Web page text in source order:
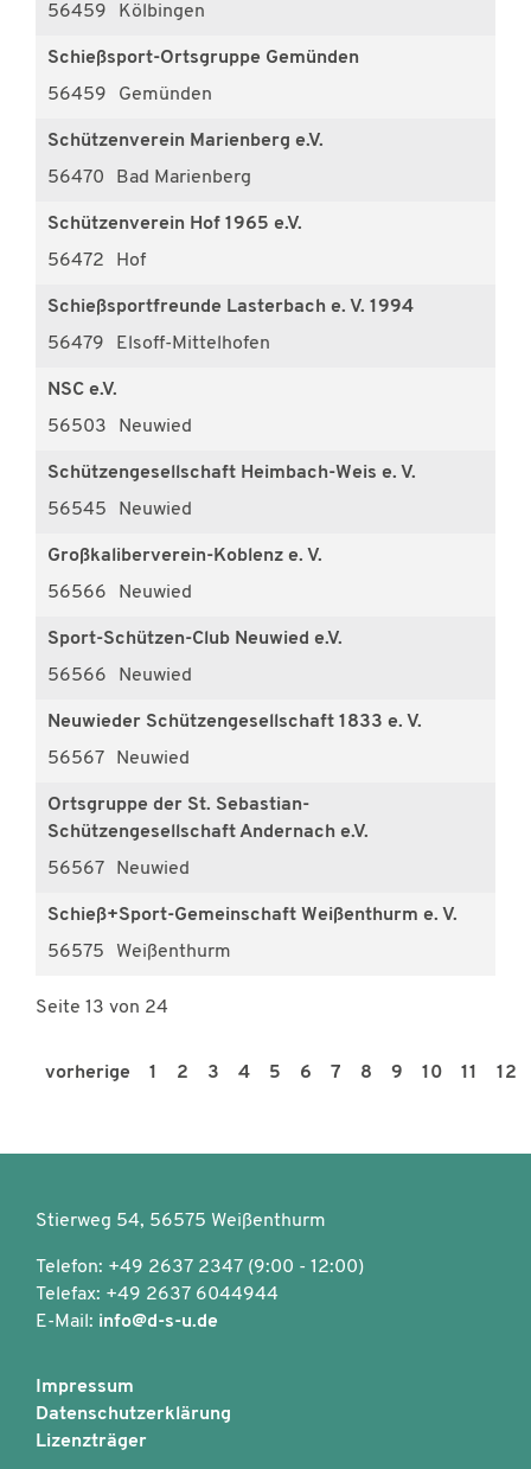
56459
Kölbingen
Schießsport-Ortsgruppe Gemünden
56459
Gemünden
Schützenverein Marienberg e.V.
56470
Bad Marienberg
Schützenverein Hof 1965 e.V.
56472
Hof
Schießsportfreunde Lasterbach e. V. 1994
56479
Elsoff-Mittelhofen
NSC e.V.
56503
Neuwied
Schützengesellschaft Heimbach-Weis e. V.
56545
Neuwied
Großkaliberverein-Koblenz e. V.
56566
Neuwied
Sport-Schützen-Club Neuwied e.V.
56566
Neuwied
Neuwieder Schützengesellschaft 1833 e. V.
56567
Neuwied
Ortsgruppe der St. Sebastian-
Schützengesellschaft Andernach e.V.
56567
Neuwied
Schieß+Sport-Gemeinschaft Weißenthurm e. V.
56575
Weißenthurm
Seite 13 von 24
vorherige 1 2 3 4 5 6 7 8 9 10 11 12
Stierweg 54, 56575 Weißenthurm
Telefon: +49 2637 2347 (9:00 - 12:00)
Telefax: +49 2637 6044944
E-Mail: info@d-s-u.de
Impressum
Datenschutzerklärung
Lizenzträger